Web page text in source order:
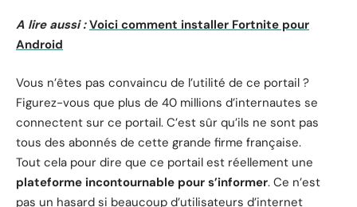
A lire aussi : Voici comment installer Fortnite pour
Android
Vous n’êtes pas convaincu de l’utilité de ce portail ?
Figurez-vous que plus de 40 millions d’internautes se
connectent sur ce portail. C’est sûr qu’ils ne sont pas
tous des abonnés de cette grande firme française.
Tout cela pour dire que ce portail est réellement une
plateforme incontournable pour s’informer. Ce n’est
pas un hasard si beaucoup d’utilisateurs d’internet